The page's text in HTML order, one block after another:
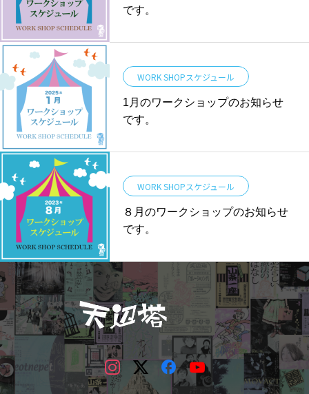
です。
WORK SHOPスケジュール
1月のワークショップのお知らせ
です。
WORK SHOPスケジュール
８月のワークショップのお知らせ
です。